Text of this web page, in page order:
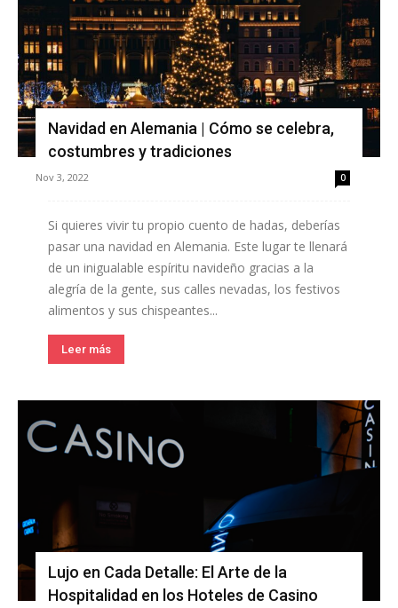
Navidad en Alemania | Cómo se celebra,
costumbres y tradiciones
Nov 3, 2022 0
Si quieres vivir tu propio cuento de hadas, deberías
pasar una navidad en Alemania. Este lugar te llenará
de un inigualable espíritu navideño gracias a la
alegría de la gente, sus calles nevadas, los festivos
alimentos y sus chispeantes...
Leer más
Lujo en Cada Detalle: El Arte de la
Hospitalidad en los Hoteles de Casino